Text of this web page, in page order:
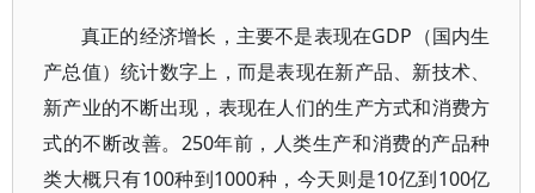
真正的经济增长，主要不是表现在GDP（国内生
产总值）统计数字上，而是表现在新产品、新技术、
新产业的不断出现，表现在人们的生产方式和消费方
式的不断改善。250年前，人类生产和消费的产品种
类大概只有100种到1000种，今天则是10亿到100亿